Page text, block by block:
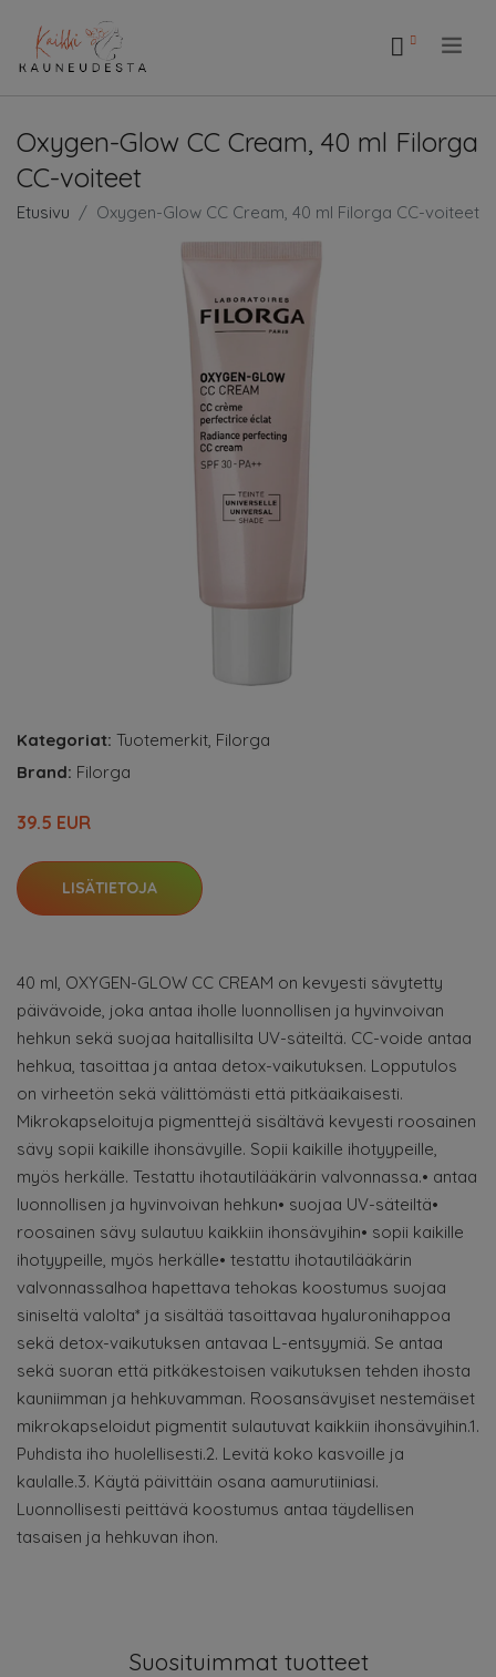
Oxygen-Glow CC Cream, 40 ml Filorga
CC-voiteet
Etusivu Oxygen-Glow CC Cream, 40 ml Filorga CC-voiteet
Kategoriat: Tuotemerkit, Filorga
Brand: Filorga
39.5 EUR
LISÄTIETOJA
40 ml, OXYGEN-GLOW CC CREAM on kevyesti sävytetty
päivävoide, joka antaa iholle luonnollisen ja hyvinvoivan
hehkun sekä suojaa haitallisilta UV-säteiltä. CC-voide antaa
hehkua, tasoittaa ja antaa detox-vaikutuksen. Lopputulos
on virheetön sekä välittömästi että pitkäaikaisesti.
Mikrokapseloituja pigmenttejä sisältävä kevyesti roosainen
sävy sopii kaikille ihonsävyille. Sopii kaikille ihotyypeille,
myös herkälle. Testattu ihotautilääkärin valvonnassa.• antaa
luonnollisen ja hyvinvoivan hehkun• suojaa UV-säteiltä•
roosainen sävy sulautuu kaikkiin ihonsävyihin• sopii kaikille
ihotyypeille, myös herkälle• testattu ihotautilääkärin
valvonnassaIhoa hapettava tehokas koostumus suojaa
siniseltä valolta* ja sisältää tasoittavaa hyaluronihappoa
sekä detox-vaikutuksen antavaa L-entsyymiä. Se antaa
sekä suoran että pitkäkestoisen vaikutuksen tehden ihosta
kauniimman ja hehkuvamman. Roosansävyiset nestemäiset
mikrokapseloidut pigmentit sulautuvat kaikkiin ihonsävyihin.1.
Puhdista iho huolellisesti.2. Levitä koko kasvoille ja
kaulalle.3. Käytä päivittäin osana aamurutiiniasi.
Luonnollisesti peittävä koostumus antaa täydellisen
tasaisen ja hehkuvan ihon.
Suosituimmat tuotteet